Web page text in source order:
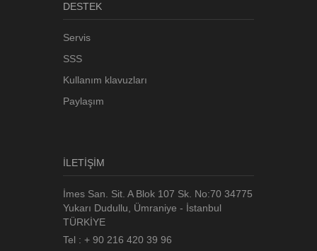
DESTEK
Servis
SSS
Kullanım klavuzları
Paylaşım
İLETİŞİM
İmes San. Sit. A Blok 107 Sk. No:70 34775
Yukarı Dudullu, Ümraniye - İstanbul
TÜRKİYE
Tel : + 90 216 420 39 96